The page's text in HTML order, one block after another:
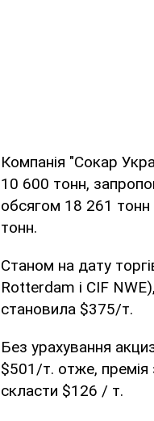
Компанія "Сокар
10 600 тонн,
обсягом 18 261
тонн.
Станом на дату
Rotterdam і CIF
становила $375/т.
Без урахування
$501/т. отже,
скласти $126 / т.